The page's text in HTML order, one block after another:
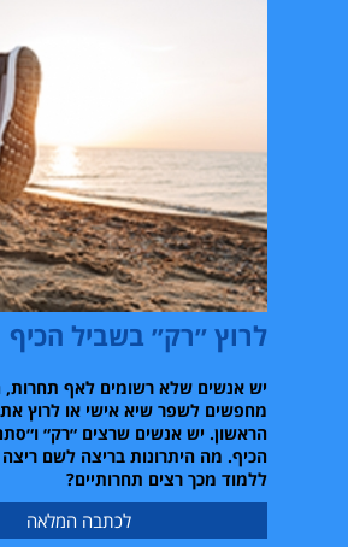
לרוץ ״רק״ בשביל הכיף
יש אנשים שלא רשומים לאף תחרות,
מחפשים לשפר שיא אישי או לרוץ
הראשון.יש אנשים שרצים ״רק״
הכיף. מה היתרונות בריצה לשם ריצה
ללמוד מכך רצים תחרותיים?
לכתבה המלאה